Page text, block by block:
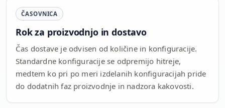
ČASOVNICA
Rok za proizvodnjo in dostavo
Čas dostave je odvisen od količine in konfiguracije.
Standardne konfiguracije se odpremijo hitreje,
medtem ko pri po meri izdelanih konfiguracijah pride
do dodatnih faz proizvodnje in nadzora kakovosti.